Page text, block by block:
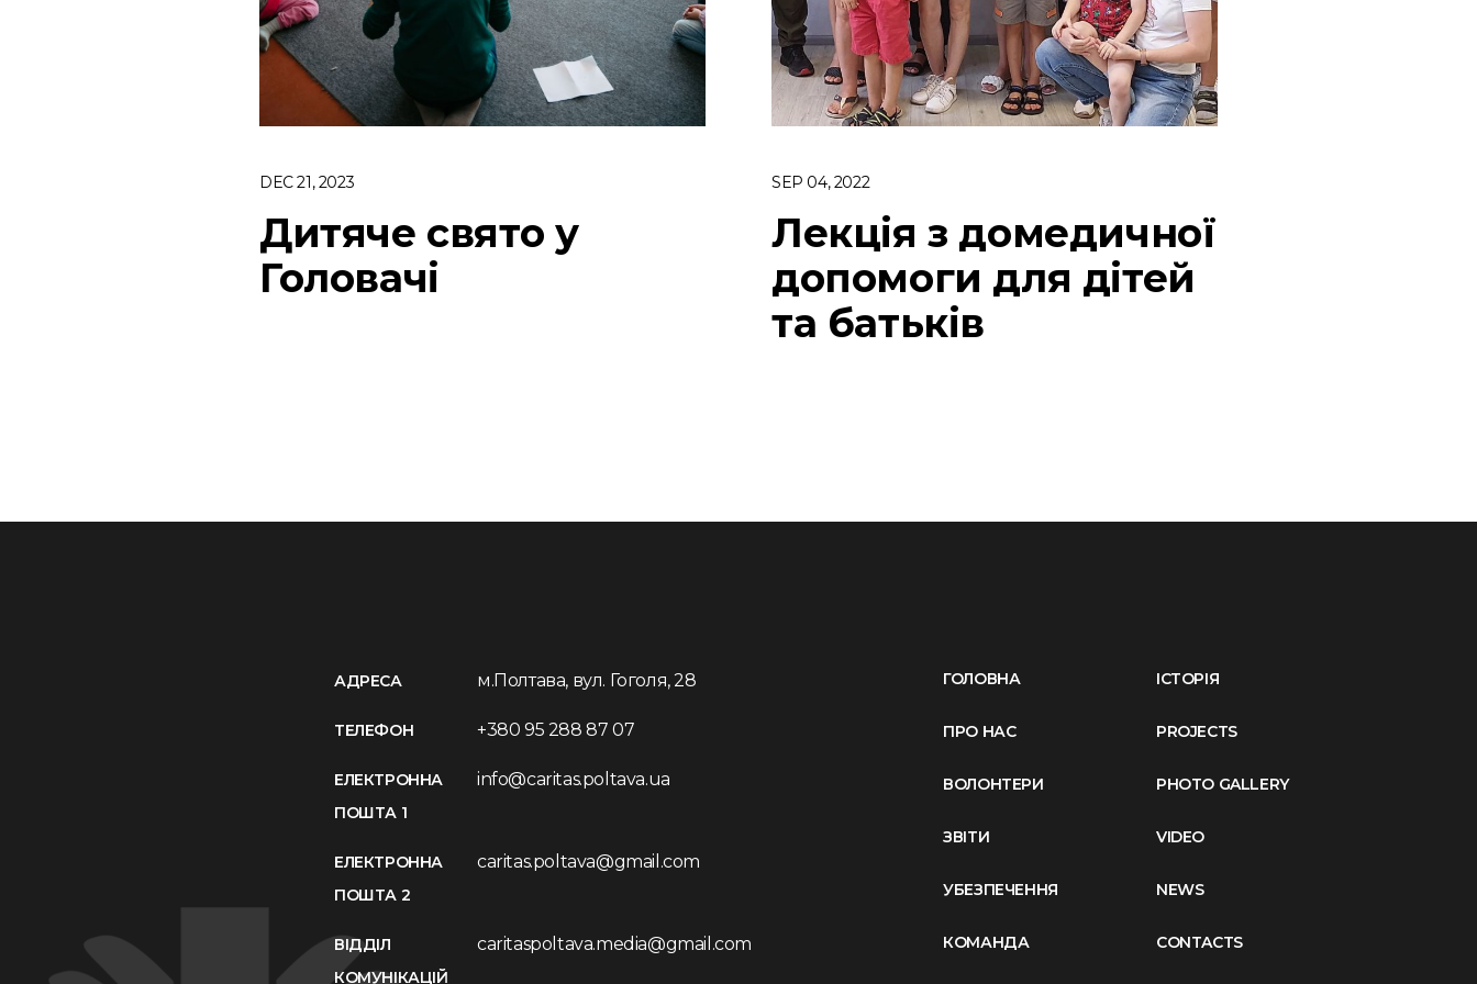
DEC 21, 2023
Дитяче свято у
Головачі
SEP 04, 2022
Лекція з домедичної
допомоги для дітей
та батьків
АДРЕСА м.Полтава, вул. Гоголя, 28
ТЕЛЕФОН +380 95 288 87 07
ЕЛЕКТРОННА
ПОШТА 1
info@caritas.poltava.ua
ЕЛЕКТРОННА
ПОШТА 2
caritas.poltava@gmail.com
ВІДДІЛ
КОМУНІКАЦІЙ
caritaspoltava.media@gmail.com
ГОЛОВНА
ПРО НАС
ВОЛОНТЕРИ
ЗВІТИ
УБЕЗПЕЧЕННЯ
КОМАНДА
ІСТОРІЯ
PROJECTS
PHOTO GALLERY
VIDEO
NEWS
CONTACTS